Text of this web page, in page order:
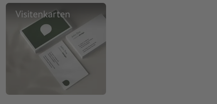
Visitenkarten